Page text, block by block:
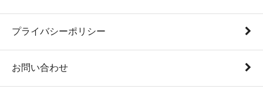
プライバシーポリシー
お問い合わせ